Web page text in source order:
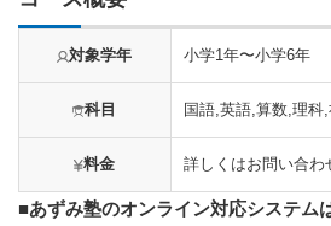
対象学年 小学1年〜小学6年
科目 国語,英語,算数,理科,
料金 詳しくはお問い合わ
■あずみ塾のオンライン対応システム